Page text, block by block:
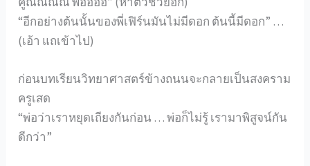
“อีกอย่างต้นนั้นของพี่เฟิร์นมันไม่มีดอก ต้นนี้มีดอก” …
(เอ้า แถเข้าไป)
ก่อนบทเรียนวิทยาศาสตร์ข้างถนนจะกลายเป็นสงคราม
ครูเสด
“พ่อว่าเราหยุดเถียงกันก่อน … พ่อก็ไม่รู้ เรามาพิสูจน์กัน
ดีกว่า”